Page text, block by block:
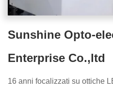
Sunshine Opto-
Enterprise Co.,ltd
16 anni focalizzati su ottiche